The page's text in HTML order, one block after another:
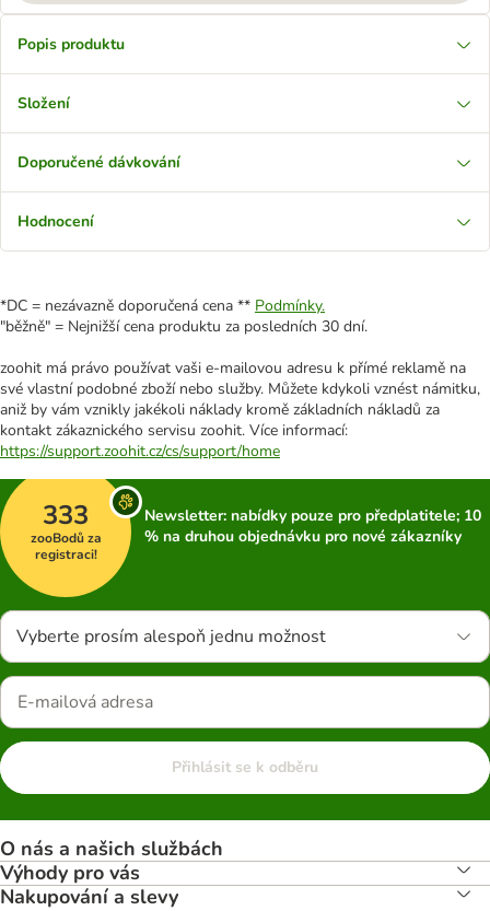
Popis produktu
Složení
Doporučené dávkování
Hodnocení
*DC = nezávazně doporučená cena ** Podmínky.
"běžně" = Nejnižší cena produktu za posledních 30 dní.
zoohit má právo používat vaši e-mailovou adresu k přímé reklamě na
své vlastní podobné zboží nebo služby. Můžete kdykoli vznést námitku,
aniž by vám vznikly jakékoli náklady kromě základních nákladů za
kontakt zákaznického servisu zoohit. Více informací:
https://support.zoohit.cz/cs/support/home
333
zooBodů za
registraci!
Newsletter: nabídky pouze pro předplatitele; 10
% na druhou objednávku pro nové zákazníky
Vyberte prosím alespoň jednu možnost
Přihlásit se k odběru
O nás a našich službách
Výhody pro vás
Nakupování a slevy